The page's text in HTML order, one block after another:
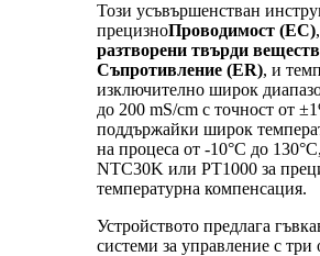
Този усъвършенстван
прецизноПроводимост (EC),
разтворени твърди
Съпротивление (ER), и
изключително широк
до 200 mS/cm с точност от
поддържайки широк
на процеса от -10°C до
NTC30K или PT1000 за
температурна компенсация.
Устройството предлага
системи за управление с